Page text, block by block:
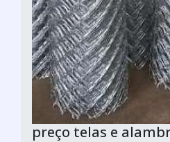
preço telas e